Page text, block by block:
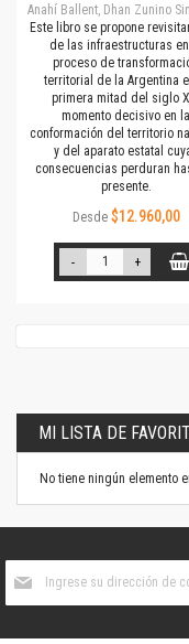
Anahí Ballent, Dhan Zunino
Este libro se propone
de las infraestructuras en
proceso de
territorial de la Argentina
primera mitad del siglo
momento decisivo en la
conformación del territorio
y del aparato estatal
consecuencias perduran
presente.
Desde $12.960,00
- +
MI LISTA DE
No tiene ningún elemento
boletín